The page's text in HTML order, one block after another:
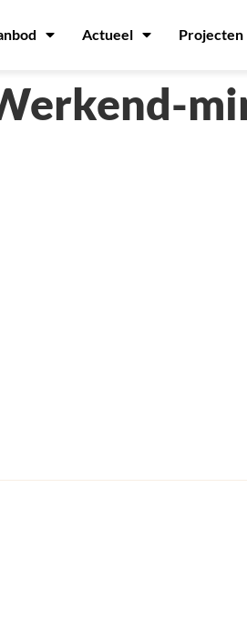
Actueel Projecten